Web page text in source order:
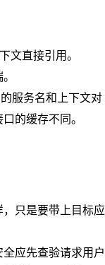
文直接引用。
服务名和上下文对
的缓存不同。
只是要带上目标应
应先查验请求用户